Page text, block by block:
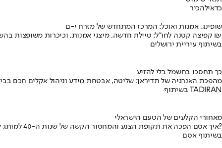
כדאילהכיר
שופינג, אמנות ואוכל: המרכז המתחדש של מזרח י-ם
קפיצה קטנה לחו"ל: טיילת חדשה, מיצגי אמנות, וכיכרות משופצות בהשקעה של 100 מיליון ₪
בשיתוף עיריית ירושלים
כך תחסכו בחשמל בלי להזיע
מהפכת האנרגיה של תדיראן: שליטה, אבטחת מידע וניהול אקלים חכם
בשיתוף TADIRAN
מאחורי הקלעים של הטעם הישראלי
איך אסם הפכה את תקופת הצנע והמחסור הקשה של שנות ה-40 למותג לאומי?
בשיתוף אסם